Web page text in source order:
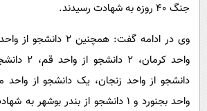
جنگ ۴۰ روزه به شهادت رسیدند.
دانشجو از واحد زنجان، یک دانشجو از
واحد بجنورد و ۱ دانشجو از بندر